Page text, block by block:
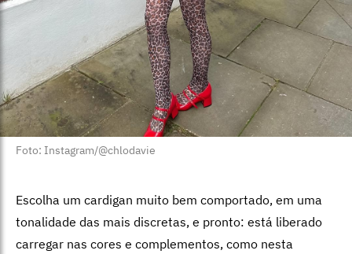
Foto: Instagram/@chlodavie
Escolha um cardigan muito bem comportado, em uma
tonalidade das mais discretas, e pronto: está liberado
carregar nas cores e complementos, como nesta